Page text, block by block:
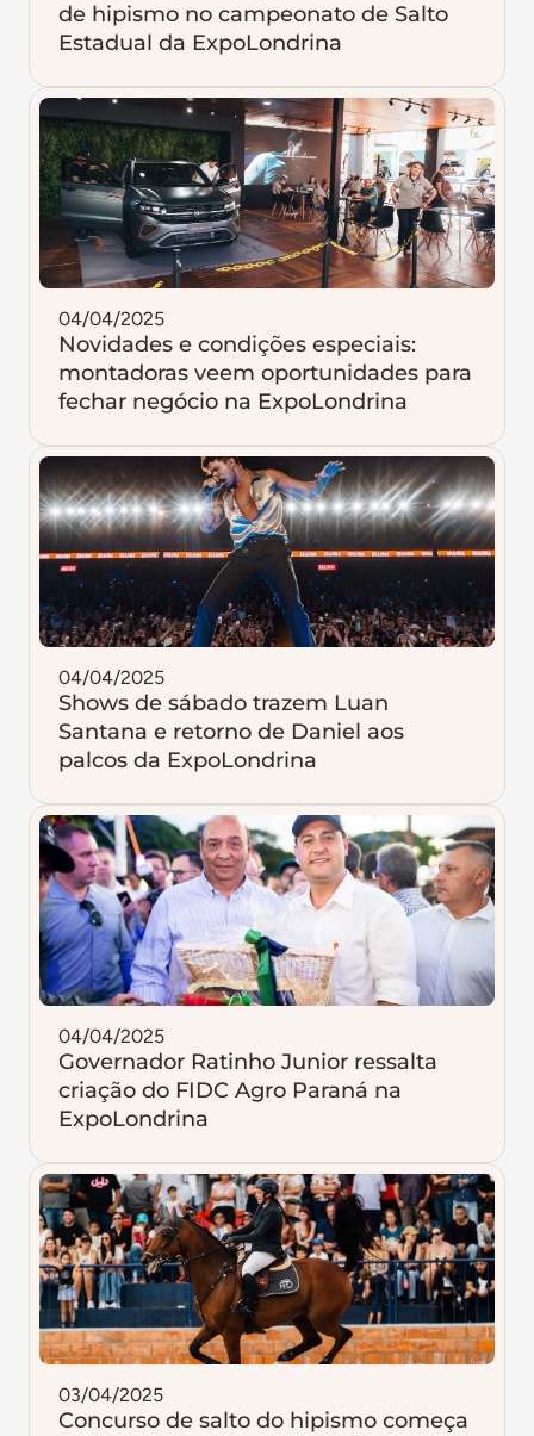
de hipismo no campeonato de Salto
Estadual da ExpoLondrina
04/04/2025
Novidades e condições especiais:
montadoras veem oportunidades para
fechar negócio na ExpoLondrina
04/04/2025
Shows de sábado trazem Luan
Santana e retorno de Daniel aos
palcos da ExpoLondrina
04/04/2025
Governador Ratinho Junior ressalta
criação do FIDC Agro Paraná na
ExpoLondrina
03/04/2025
Concurso de salto do hipismo começa